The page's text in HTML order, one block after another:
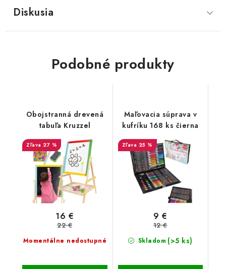
Diskusia
Podobné produkty
Obojstranná drevená
tabuľa Kruzzel
27 %
Momentálne nedostupné
16 €
22 €
Maľovacia súprava v
kufríku 168 ks čierna
25 %
Skladom (>5 ks)
9 €
12 €